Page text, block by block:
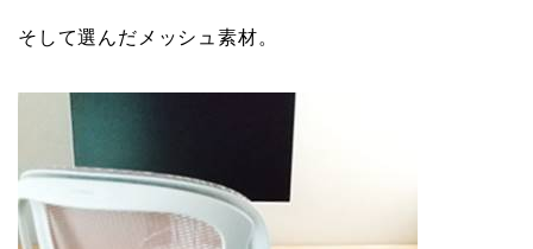
そして選んだメッシュ素材。